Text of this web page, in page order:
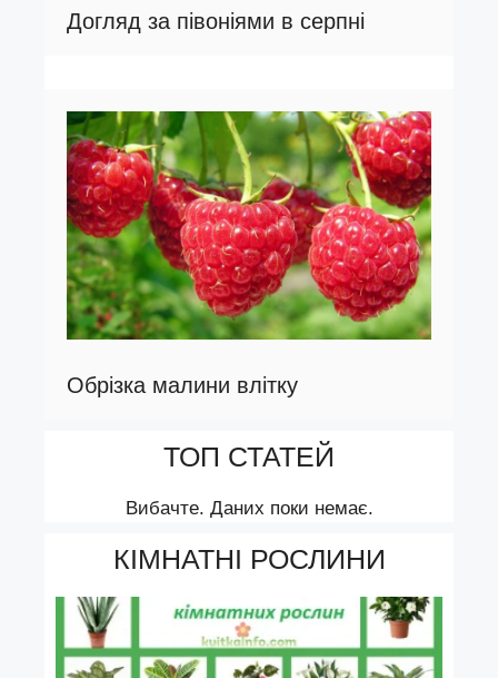
Догляд за півоніями в серпні
Обрізка малини влітку
ТОП СТАТЕЙ
Вибачте. Даних поки немає.
КІМНАТНІ РОСЛИНИ